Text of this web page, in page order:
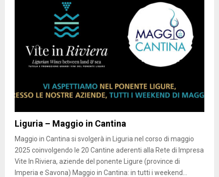
Liguria – Maggio in Cantina
Maggio in Cantina si svolgerà in Liguria nel corso di maggio
2025 coinvolgendo le 20 Cantine aderenti alla Rete di Impresa
Vite In Riviera, aziende del ponente Ligure (province di
Imperia e Savona) Maggio in Cantina: in tutti i weekend...